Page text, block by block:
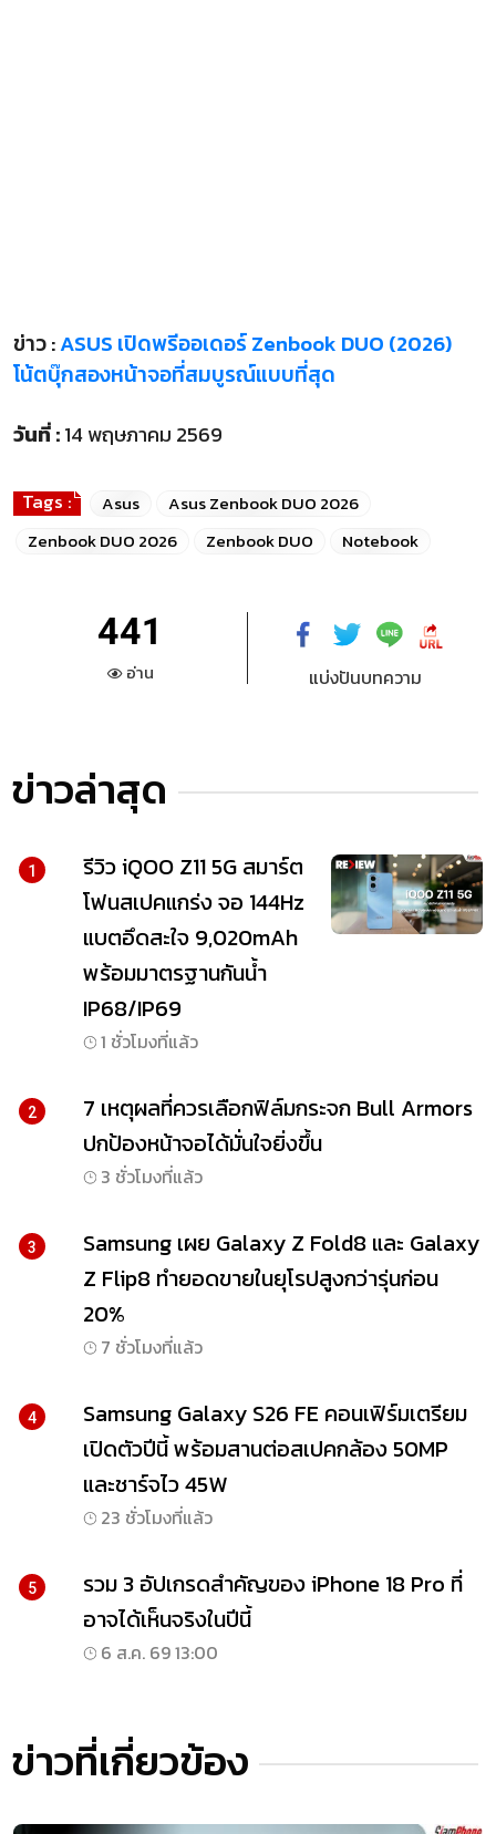
ข่าว :ASUS เปิดพรีออเดอร์ Zenbook DUO (2026)
โน้ตบุ๊กสองหน้าจอที่สมบูรณ์แบบที่สุด
วันที่ :14 พฤษภาคม 2569
Tags : Asus
Asus Zenbook DUO 2026
Zenbook DUO 2026
Zenbook DUO Notebook
441
อ่าน แบ่งปันบทความ
ข่าวล่าสุด
1
รีวิว iQOO Z11 5G สมาร์ต
โฟนสเปคแกร่ง จอ 144Hz
แบตอึดสะใจ 9,020mAh
พร้อมมาตรฐานกันน้ำ
IP68/IP69
1 ชั่วโมงที่แล้ว
2
7 เหตุผลที่ควรเลือกฟิล์มกระจก Bull Armors
ปกป้องหน้าจอได้มั่นใจยิ่งขึ้น
3 ชั่วโมงที่แล้ว
3
Samsung เผย Galaxy Z Fold8 และ Galaxy
Z Flip8 ทำยอดขายในยุโรปสูงกว่ารุ่นก่อน
20%
7 ชั่วโมงที่แล้ว
4
Samsung Galaxy S26 FE คอนเฟิร์มเตรียม
เปิดตัวปีนี้ พร้อมสานต่อสเปคกล้อง 50MP
และชาร์จไว 45W
23 ชั่วโมงที่แล้ว
5
รวม 3 อัปเกรดสำคัญของ iPhone 18 Pro ที่
อาจได้เห็นจริงในปีนี้
6 ส.ค. 69 13:00
ข่าวที่เกี่ยวข้อง